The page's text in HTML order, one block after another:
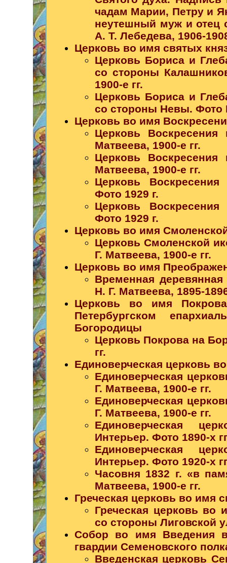
чадам Марии, Петру и
неутешный муж и отец
А. Т. Лебедева, 1906-
Церковь во имя святых
Церковь Бориса и
со стороны
1900-е гг.
Церковь Бориса и
со стороны Невы. Фото
Церковь во имя
Церковь
Матвеева, 1900-е гг.
Церковь
Матвеева, 1900-е гг.
Церковь
Фото 1929 г.
Церковь
Фото 1929 г.
Церковь во имя
Церковь Смоленской
Г. Матвеева, 1900-е гг.
Церковь во имя
Временная
Н. Г. Матвеева, 1895-
Церковь во имя
Петербургском
Богородицы
Церковь Покрова на
гг.
Единоверческая церковь
Единоверческая
Г. Матвеева, 1900-е гг.
Единоверческая
Г. Матвеева, 1900-е гг.
Единоверческая
Интерьер. Фото 1890-х
Единоверческая
Интерьер. Фото 1920-х
Часовня 1832 г. «в
Матвеева, 1900-е гг.
Греческая церковь во имя
Греческая церковь во
со стороны Лиговской
Собор во имя Введения
гвардии Семеновского
Введенская церковь